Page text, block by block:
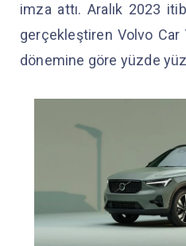
imza attı. Aralık 2023
gerçekleştiren Volvo Car
dönemine göre yüzde